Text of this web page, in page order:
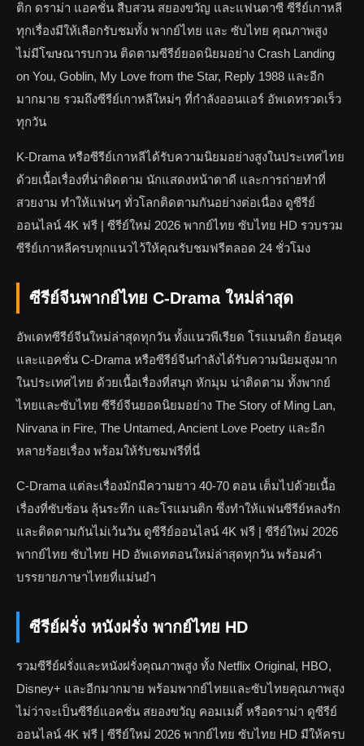
ติก ดราม่า แอคชั่น สืบสวน สยองขวัญ และแฟนตาซี ซีรีย์เกาหลี
ทุกเรื่องมีให้เลือกรับชมทั้ง พากย์ไทย และ ซับไทย คุณภาพสูง
ไม่มีโฆษณารบกวน ติดตามซีรีย์ยอดนิยมอย่าง Crash Landing
on You, Goblin, My Love from the Star, Reply 1988 และอีก
มากมาย รวมถึงซีรีย์เกาหลีใหม่ๆ ที่กำลังออนแอร์ อัพเดทรวดเร็ว
ทุกวัน
K-Drama หรือซีรีย์เกาหลีได้รับความนิยมอย่างสูงในประเทศไทย
ด้วยเนื้อเรื่องที่น่าติดตาม นักแสดงหน้าตาดี และการถ่ายทำที่
สวยงาม ทำให้แฟนๆ ทั่วโลกติดตามกันอย่างต่อเนื่อง ดูซีรีย์
ออนไลน์ 4K ฟรี | ซีรีย์ใหม่ 2026 พากย์ไทย ซับไทย HD รวบรวม
ซีรีย์เกาหลีครบทุกแนวไว้ให้คุณรับชมฟรีตลอด 24 ชั่วโมง
ซีรีย์จีนพากย์ไทย C-Drama ใหม่ล่าสุด
อัพเดทซีรีย์จีนใหม่ล่าสุดทุกวัน ทั้งแนวพีเรียด โรแมนติก ย้อนยุค
และแอคชั่น C-Drama หรือซีรีย์จีนกำลังได้รับความนิยมสูงมาก
ในประเทศไทย ด้วยเนื้อเรื่องที่สนุก หักมุม น่าติดตาม ทั้งพากย์
ไทยและซับไทย ซีรีย์จีนยอดนิยมอย่าง The Story of Ming Lan,
Nirvana in Fire, The Untamed, Ancient Love Poetry และอีก
หลายร้อยเรื่อง พร้อมให้รับชมฟรีที่นี่
C-Drama แต่ละเรื่องมักมีความยาว 40-70 ตอน เต็มไปด้วยเนื้อ
เรื่องที่ซับซ้อน ลุ้นระทึก และโรแมนติก ซึ่งทำให้แฟนซีรีย์หลงรัก
และติดตามกันไม่เว้นวัน ดูซีรีย์ออนไลน์ 4K ฟรี | ซีรีย์ใหม่ 2026
พากย์ไทย ซับไทย HD อัพเดทตอนใหม่ล่าสุดทุกวัน พร้อมคำ
บรรยายภาษาไทยที่แม่นยำ
ซีรีย์ฝรั่ง หนังฝรั่ง พากย์ไทย HD
รวมซีรีย์ฝรั่งและหนังฝรั่งคุณภาพสูง ทั้ง Netflix Original, HBO,
Disney+ และอีกมากมาย พร้อมพากย์ไทยและซับไทยคุณภาพสูง
ไม่ว่าจะเป็นซีรีย์แอคชั่น สยองขวัญ คอมเมดี้ หรือดราม่า ดูซีรีย์
ออนไลน์ 4K ฟรี | ซีรีย์ใหม่ 2026 พากย์ไทย ซับไทย HD มีให้ครบ